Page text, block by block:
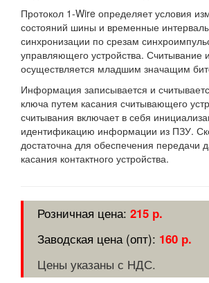
Протокол 1-Wire определяет условия
состояний шины и временные
синхронизации по срезам
управляющего устройства. Считывание
осуществляется младшим значащим
Информация записывается и
ключа путем касания считывающего
считывания включает в себя
идентификацию информации из ПЗУ.
достаточна для обеспечения передачи
касания контактного устройства.
215 р.
160 р.
Цены указаны с НДС.